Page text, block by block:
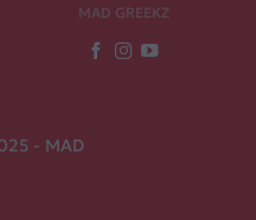
MAD GREEKZ
- MAD